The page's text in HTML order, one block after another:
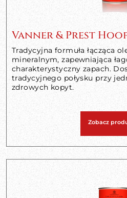
Vanner & Prest
Tradycyjna formuła łącząca
mineralnym, zapewniająca
charakterystyczny zapach.
tradycyjnego połysku przy
zdrowych kopyt.
Zobacz